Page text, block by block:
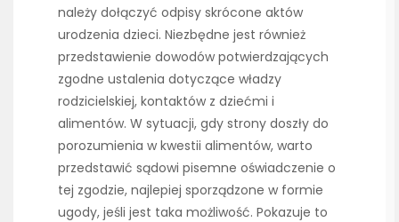
należy dołączyć odpisy skrócone aktów
urodzenia dzieci. Niezbędne jest również
przedstawienie dowodów potwierdzających
zgodne ustalenia dotyczące władzy
rodzicielskiej, kontaktów z dziećmi i
alimentów. W sytuacji, gdy strony doszły do
porozumienia w kwestii alimentów, warto
przedstawić sądowi pisemne oświadczenie o
tej zgodzie, najlepiej sporządzone w formie
ugody, jeśli jest taka możliwość. Pokazuje to